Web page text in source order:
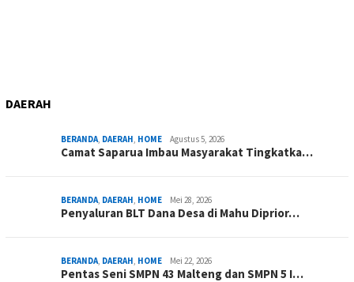
DAERAH
BERANDA DAERAH HOME Agustus 5, 2026
Camat Saparua Imbau Masyarakat Tingkatka…
BERANDA DAERAH HOME Mei 28, 2026
Penyaluran BLT Dana Desa di Mahu Diprior…
BERANDA DAERAH HOME Mei 22, 2026
Pentas Seni SMPN 43 Malteng dan SMPN 5 I…